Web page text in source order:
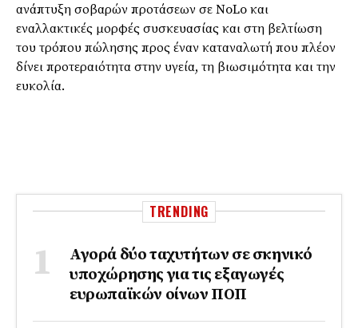
ανάπτυξη σοβαρών προτάσεων σε NoLo και
εναλλακτικές μορφές συσκευασίας και στη βελτίωση
του τρόπου πώλησης προς έναν καταναλωτή που πλέον
δίνει προτεραιότητα στην υγεία, τη βιωσιμότητα και την
ευκολία.
TRENDING
Αγορά δύο ταχυτήτων σε σκηνικό
υποχώρησης για τις εξαγωγές
ευρωπαϊκών οίνων ΠΟΠ